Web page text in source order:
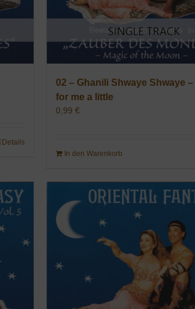
Details
02 – Ghanili Shwaye Shwaye
for me a little
0,99€
In den Warenkorb